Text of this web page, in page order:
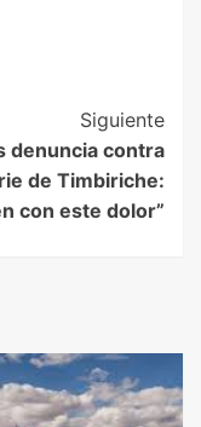
Siguiente
denuncia contra
de Timbiriche:
con este dolor”